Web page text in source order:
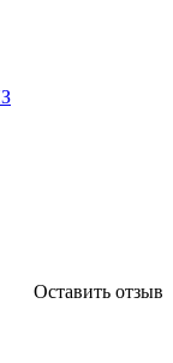
Оставить отзыв